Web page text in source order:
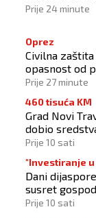
Prije 24 minute
Oprez
Civilna
opasnost od
Prije 27 minute
460 tisuća KM
Grad Novi
dobio
Prije 10 sati
"Investiranje
budućnost"
Dani
susret
Prije 10 sati